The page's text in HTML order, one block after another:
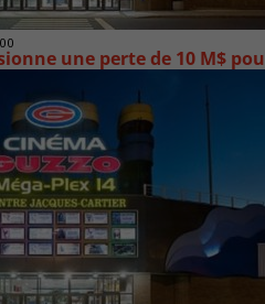
une perte de 10 M$